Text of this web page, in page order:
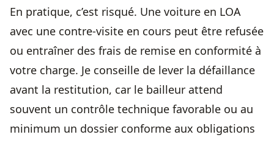
En pratique, c’est risqué. Une voiture en LOA
avec une contre-visite en cours peut être refusée
ou entraîner des frais de remise en conformité à
votre charge. Je conseille de lever la défaillance
avant la restitution, car le bailleur attend
souvent un contrôle technique favorable ou au
minimum un dossier conforme aux obligations